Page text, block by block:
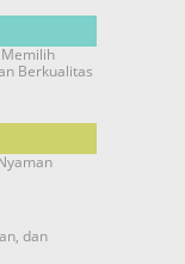
Memilih
Berkualitas
dan